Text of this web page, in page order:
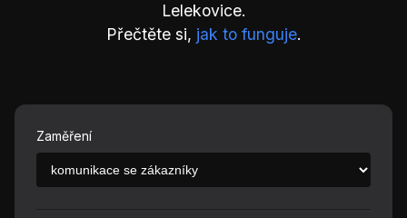
Lelekovice.
Přečtěte si, jak to funguje.
Zaměření